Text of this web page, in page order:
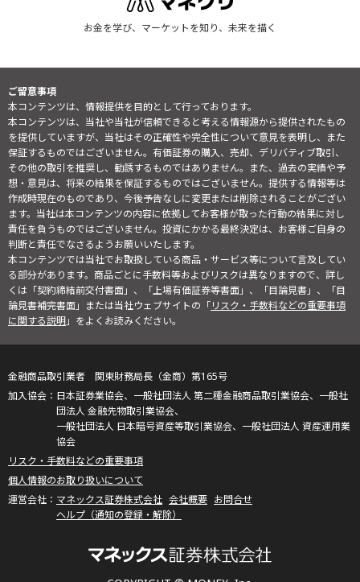
お金を学び、マーケットを知り、未来を描く
ご留意事項
本コンテンツは、情報提供を目的として行っております。
本コンテンツは、当社や当社が信頼できると考える情報源から提供されたもの
を提供していますが、当社はその正確性や完全性について意見を表明し、また
保証するものではございません。有価証券の購入、売却、デリバティブ取引、
その他の取引を推奨し、勧誘するものではありません。また、過去の実績や予
想・意見は、将来の結果を保証するものではございません。提供する情報等は
作成時現在のものであり、今後予告なしに変更または削除されることがござい
ます。当社は本コンテンツの内容に依拠してお客様が取った行動の結果に対し
責任を負うものではございません。投資にかかる最終決定は、お客様ご自身の
判断と責任でなさるようお願いいたします。
本コンテンツでは当社でお取扱している商品・サービス等について言及してい
る部分があります。商品ごとに手数料等およびリスクは異なりますので、詳し
くは「契約締結前交付書面」、「上場有価証券等書面」、「目論見書」、「目
論見書補完書面」または当社ウェブサイトの「リスク・手数料などの重要事項
に関する説明」をよくお読みください。
金融商品取引業者 関東財務局長（金商）第165号
日本証券業協会、一般社団法人 第二種金融商品取引業協会、一般社
団法人 金融先物取引業協会、
一般社団法人 日本暗号資産等取引業協会、一般社団法人 資産運用業
協会
リスク・手数料などの重要事項
個人情報のお取り扱いについて
マネックス証券株式会社 会社概要 お問合せ
ヘルプ（通知の登録・解除）